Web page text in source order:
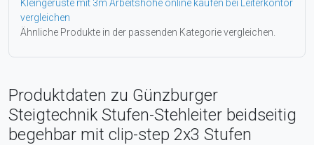
Kleingerüste mit 3m Arbeitshöhe online kaufen bei Leiterkontor
vergleichen
Ähnliche Produkte in der passenden Kategorie vergleichen.
Produktdaten zu Günzburger
Steigtechnik Stufen-Stehleiter beidseitig
begehbar mit clip-step 2x3 Stufen